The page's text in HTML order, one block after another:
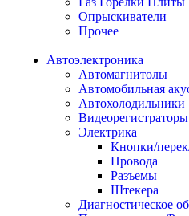
Опрыскиватели
Прочее
Автоэлектроника
Автомагнитолы
Автомобильная
Автохолодильники
Видеорегистраторы
Электрика
Кнопки/
Провода
Разъемы
Штекера
Диагностическое